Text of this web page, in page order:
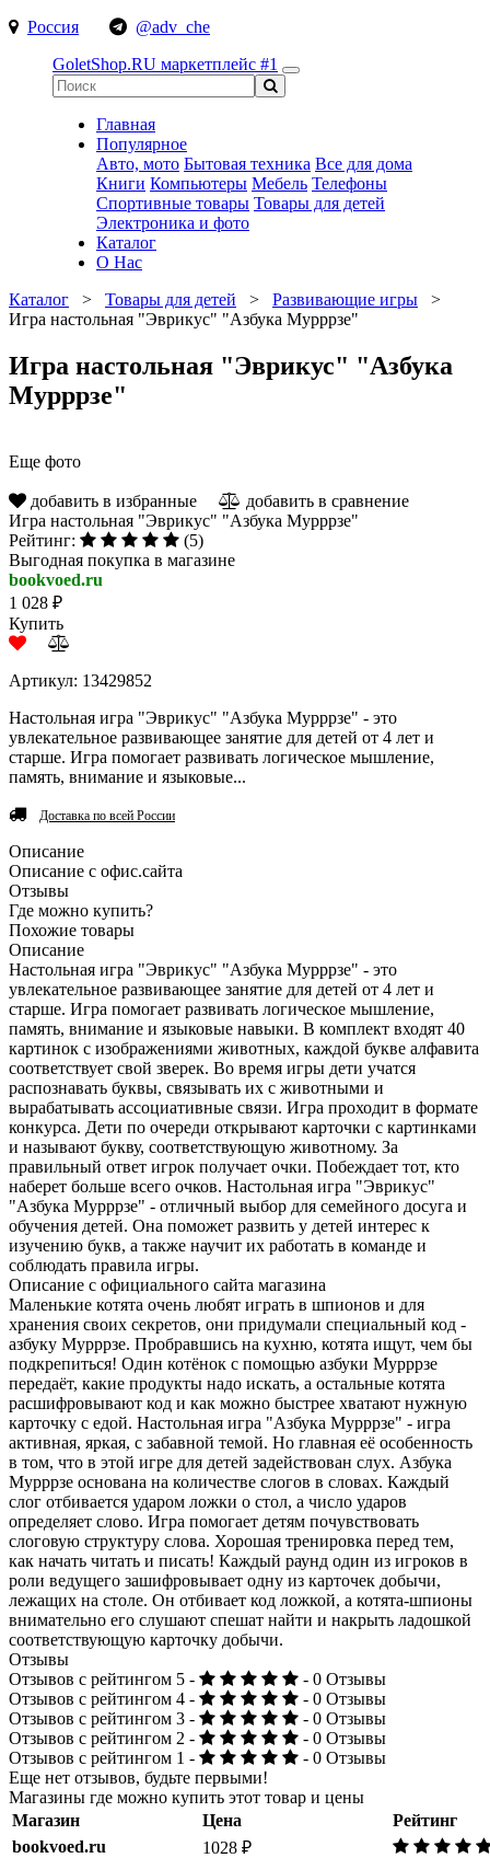
Россия
@adv_che
GoletShop.RU маркетплейс #1
Главная
Популярное
Авто, мото Бытовая техника Все для дома
Книги Компьютеры Мебель Телефоны
Спортивные товары Товары для детей
Электроника и фото
Каталог
О Нас
Каталог > Товары для детей > Развивающие игры >
Игра настольная "Эврикус" "Азбука Мурррзе"
Игра настольная "Эврикус" "Азбука
Мурррзе"
Еще фото
добавить в избранные
добавить в сравнение
Игра настольная "Эврикус" "Азбука Мурррзе"
Рейтинг:
(5)
Выгодная покупка в магазине
bookvoed.ru
1 028 ₽
Купить
Артикул: 13429852
Настольная игра "Эврикус" "Азбука Мурррзе" - это
увлекательное развивающее занятие для детей от 4 лет и
старше. Игра помогает развивать логическое мышление,
память, внимание и языковые...
Доставка по всей России
Описание
Описание с офис.сайта
Отзывы
Где можно купить?
Похожие товары
Описание
Настольная игра "Эврикус" "Азбука Мурррзе" - это
увлекательное развивающее занятие для детей от 4 лет и
старше. Игра помогает развивать логическое мышление,
память, внимание и языковые навыки. В комплект входят 40
картинок с изображениями животных, каждой букве алфавита
соответствует свой зверек. Во время игры дети учатся
распознавать буквы, связывать их с животными и
вырабатывать ассоциативные связи. Игра проходит в формате
конкурса. Дети по очереди открывают карточки с картинками
и называют букву, соответствующую животному. За
правильный ответ игрок получает очки. Побеждает тот, кто
наберет больше всего очков. Настольная игра "Эврикус"
"Азбука Мурррзе" - отличный выбор для семейного досуга и
обучения детей. Она поможет развить у детей интерес к
изучению букв, а также научит их работать в команде и
соблюдать правила игры.
Описание с официального сайта магазина
Маленькие котята очень любят играть в шпионов и для
хранения своих секретов, они придумали специальный код -
азбуку Мурррзе. Пробравшись на кухню, котята ищут, чем бы
подкрепиться! Один котёнок с помощью азбуки Мурррзе
передаёт, какие продукты надо искать, а остальные котята
расшифровывают код и как можно быстрее хватают нужную
карточку с едой. Настольная игра "Азбука Мурррзе" - игра
активная, яркая, с забавной темой. Но главная её особенность
в том, что в этой игре для детей задействован слух. Азбука
Мурррзе основана на количестве слогов в словах. Каждый
слог отбивается ударом ложки о стол, а число ударов
определяет слово. Игра помогает детям почувствовать
слоговую структуру слова. Хорошая тренировка перед тем,
как начать читать и писать! Каждый раунд один из игроков в
роли ведущего зашифровывает одну из карточек добычи,
лежащих на столе. Он отбивает код ложкой, а котята-шпионы
внимательно его слушают спешат найти и накрыть ладошкой
соответствующую карточку добычи.
Отзывы
Отзывов с рейтингом 5 -
- 0 Отзывы
Отзывов с рейтингом 4 -
- 0 Отзывы
Отзывов с рейтингом 3 -
- 0 Отзывы
Отзывов с рейтингом 2 -
- 0 Отзывы
Отзывов с рейтингом 1 -
- 0 Отзывы
Еще нет отзывов, будьте первыми!
Магазины где можно купить этот товар и цены
Магазин
Цена
Рейтинг
bookvoed.ru
1028 ₽